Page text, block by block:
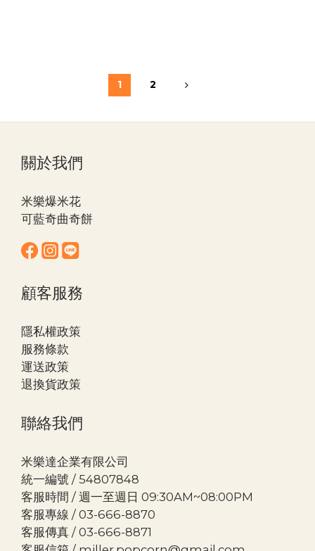
1 2
關於我們
米樂爆米花
可藍奇曲奇餅
顧客服務
隱私權政策
服務條款
運送政策
退換貨政策
聯絡我們
米樂達企業有限公司
統一編號 / 54807848
客服時間 / 週一至週日 09:30AM~08:00PM
客服專線 / 03-666-8870
客服傳真 / 03-666-8871